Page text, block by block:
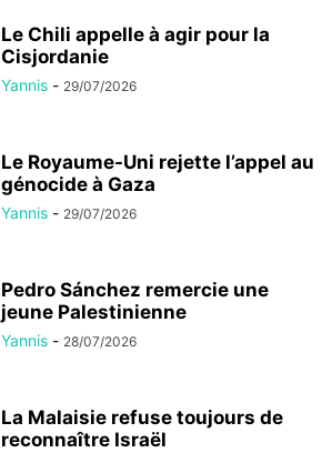
Le Chili appelle à agir pour la
Cisjordanie
Yannis - 29/07/2026
Le Royaume-Uni rejette l’appel au
génocide à Gaza
Yannis - 29/07/2026
Pedro Sánchez remercie une
jeune Palestinienne
Yannis - 28/07/2026
La Malaisie refuse toujours de
reconnaître Israël